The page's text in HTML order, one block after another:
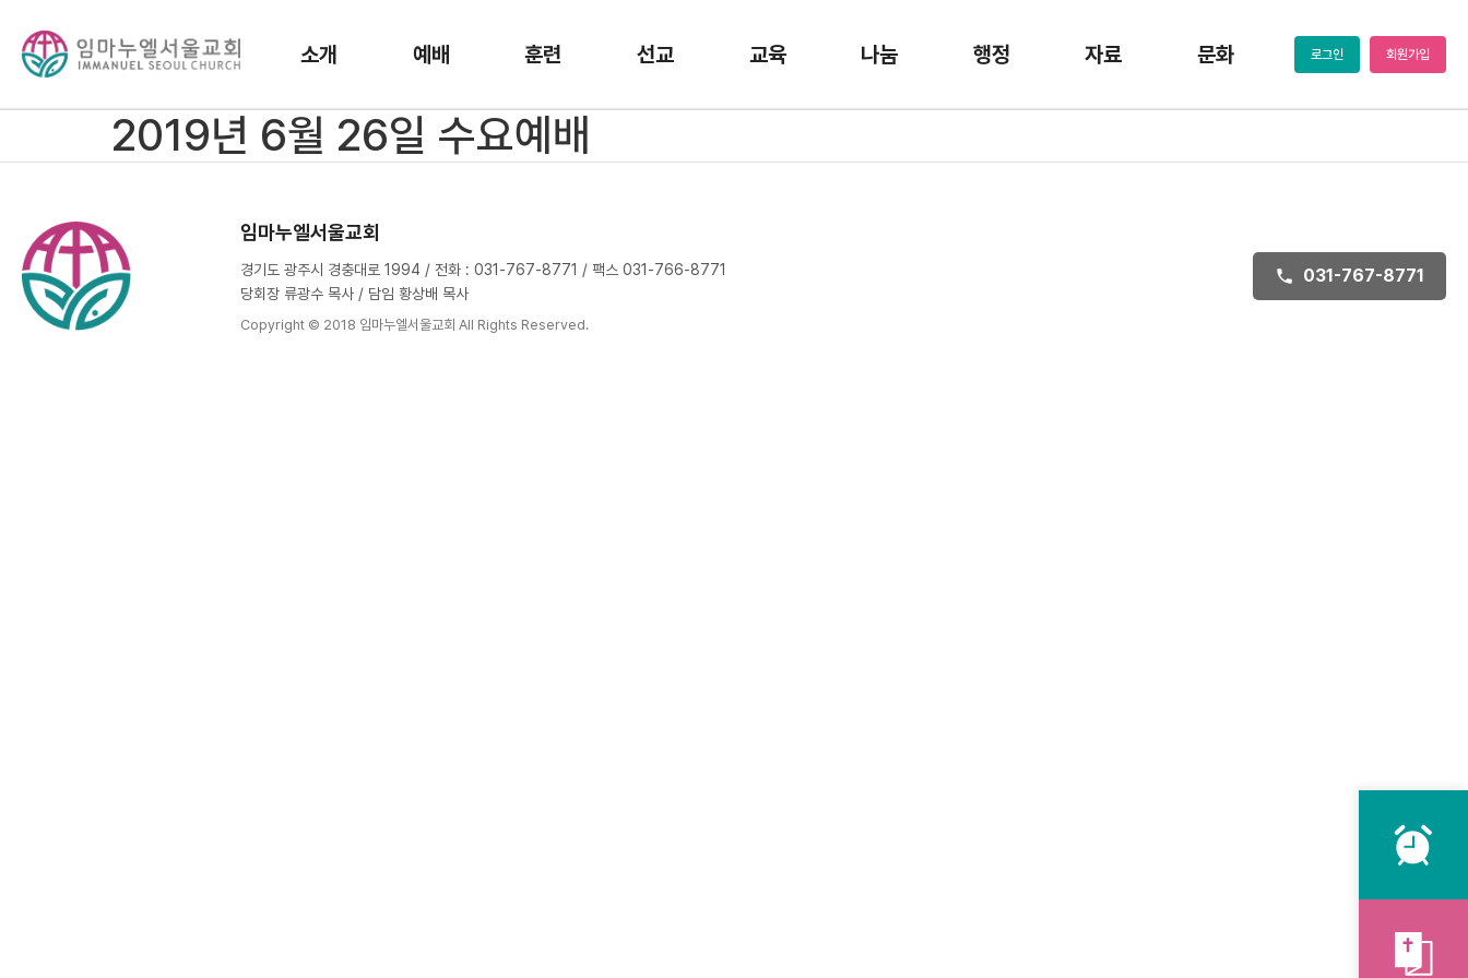
소개 예배 훈련 선교 교육 나눔 행정 자료 문화 로그인 회원가입
2019년 6월 26일 수요예배
임마누엘서울교회
경기도 광주시 경충대로 1994 / 전화 : 031-767-8771 / 팩스 031-766-8771
당회장 류광수 목사 / 담임 황상배 목사
Copyright © 2018 임마누엘서울교회 All Rights Reserved.
031-767-8771